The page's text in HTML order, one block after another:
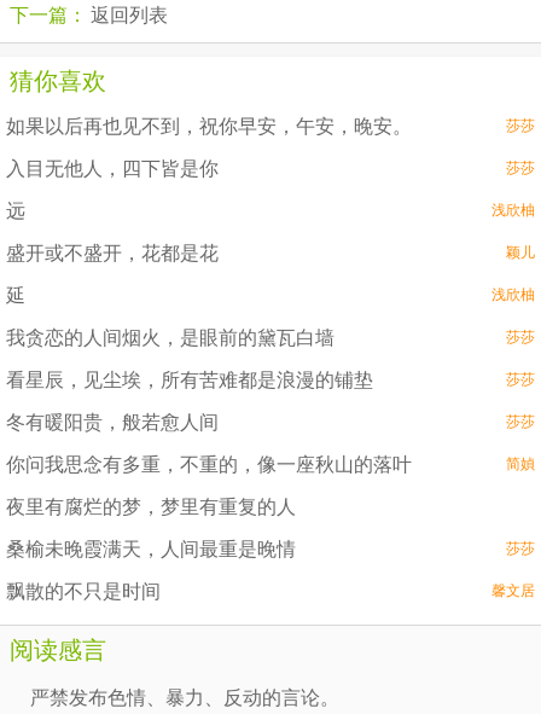
下一篇： 返回列表
猜你喜欢
如果以后再也见不到，祝你早安，午安，晚安。 莎莎
入目无他人，四下皆是你 莎莎
远 浅欣柚
盛开或不盛开，花都是花 颖儿
延 浅欣柚
我贪恋的人间烟火，是眼前的黛瓦白墙 莎莎
看星辰，见尘埃，所有苦难都是浪漫的铺垫 莎莎
冬有暖阳贵，般若愈人间 莎莎
你问我思念有多重，不重的，像一座秋山的落叶 简媜
夜里有腐烂的梦，梦里有重复的人
桑榆未晚霞满天，人间最重是晚情 莎莎
飘散的不只是时间 馨文居
阅读感言
严禁发布色情、暴力、反动的言论。